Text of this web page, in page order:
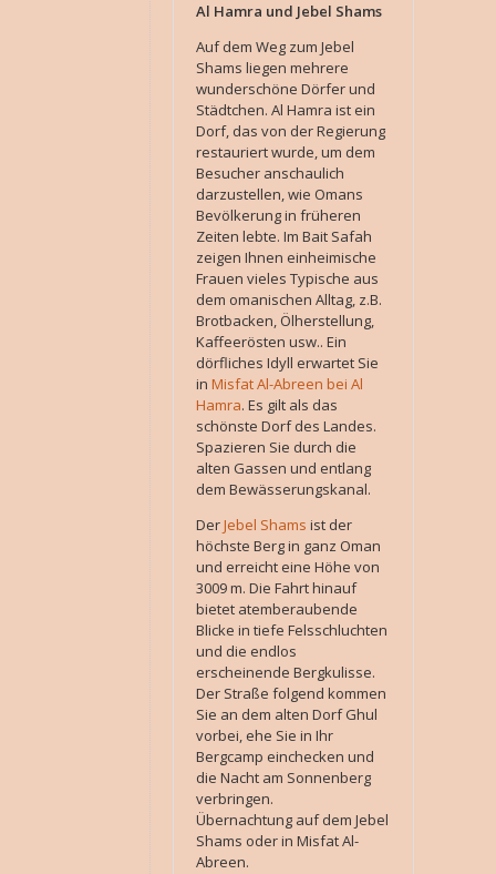
Al Hamra und Jebel Shams
Auf dem Weg zum Jebel
Shams liegen mehrere
wunderschöne Dörfer und
Städtchen. Al Hamra ist ein
Dorf, das von der Regierung
restauriert wurde, um dem
Besucher anschaulich
darzustellen, wie Omans
Bevölkerung in früheren
Zeiten lebte. Im Bait Safah
zeigen Ihnen einheimische
Frauen vieles Typische aus
dem omanischen Alltag, z.B.
Brotbacken, Ölherstellung,
Kaffeerösten usw.. Ein
dörfliches Idyll erwartet Sie
in Misfat Al-Abreen bei Al
Hamra. Es gilt als das
schönste Dorf des Landes.
Spazieren Sie durch die
alten Gassen und entlang
dem Bewässerungskanal.
DerJebel Shams ist der
höchste Berg in ganz Oman
und erreicht eine Höhe von
3009 m. Die Fahrt hinauf
bietet atemberaubende
Blicke in tiefe Felsschluchten
und die endlos
erscheinende Bergkulisse.
Der Straße folgend kommen
Sie an dem alten Dorf Ghul
vorbei, ehe Sie in Ihr
Bergcamp einchecken und
die Nacht am Sonnenberg
verbringen.
Übernachtung auf dem Jebel
Shams oder in Misfat Al-
Abreen.